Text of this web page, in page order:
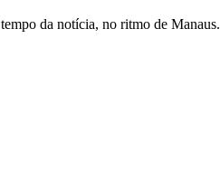
da notícia, no ritmo de Manaus.